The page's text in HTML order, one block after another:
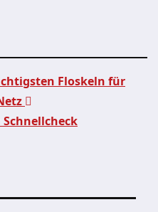
Floskeln für